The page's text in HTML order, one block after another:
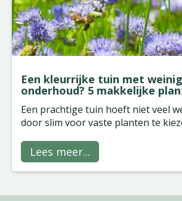
Een kleurrijke tuin met weinig
onderhoud? 5 makkelijke
Een prachtige tuin hoeft niet veel
door slim voor vaste planten te
Lees meer...